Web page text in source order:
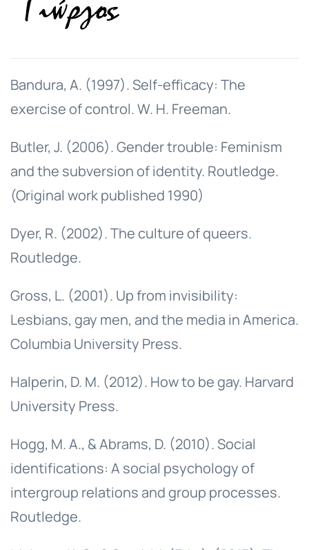
Bandura, A. (1997). Self-efficacy: The
exercise of control. W. H. Freeman.
Butler, J. (2006). Gender trouble: Feminism
and the subversion of identity. Routledge.
(Original work published 1990)
Dyer, R. (2002). The culture of queers.
Routledge.
Gross, L. (2001). Up from invisibility:
Lesbians, gay men, and the media in America.
Columbia University Press.
Halperin, D. M. (2012). How to be gay. Harvard
University Press.
Hogg, M. A., & Abrams, D. (2010). Social
identifications: A social psychology of
intergroup relations and group processes.
Routledge.